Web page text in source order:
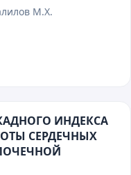
М.Х.
ИНДЕКСА
СЕРДЕЧНЫХ